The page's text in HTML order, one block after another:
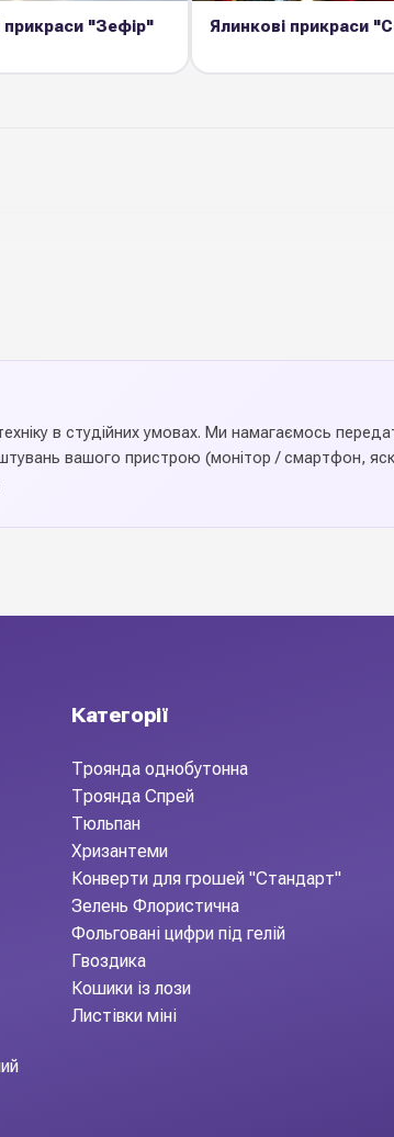
прикраси "Зефір" Ялинкові прикраси
в студійних умовах. Ми намагаємось
вашого пристрою (монітор / смартфон,
Категорії
Троянда однобутонна
Троянда Спрей
Тюльпан
Хризантеми
Конверти для грошей "Стандарт"
Зелень Флористична
Фольговані цифри під гелій
Гвоздика
Кошики із лози
Листівки міні